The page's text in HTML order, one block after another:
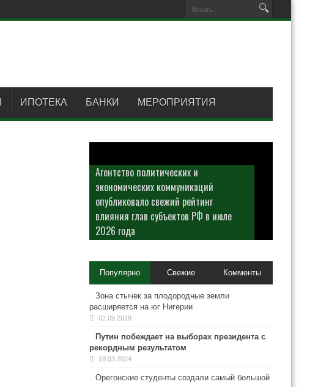
ИПОТЕКА БАНКИ МЕРОПРИЯТИЯ
Агентство политических и
экономических коммуникаций
опубликовало свежий рейтинг
влияния глав субъектов РФ в июле
2026 года
Популярно Свежие Комменты
Зона стычек за плодородные земли
расширяется на юг Нигерии
02.09.2019
Путин побеждает на выборах президента с
рекордным результатом
18.03.2024
Орегонские студенты создали самый большой